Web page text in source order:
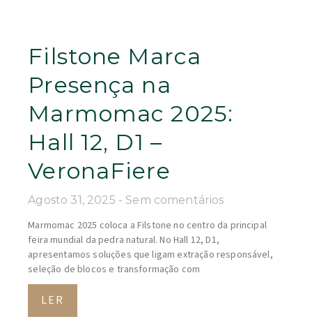
Filstone Marca
Presença na
Marmomac 2025:
Hall 12, D1 –
VeronaFiere
Agosto 31, 2025 Sem comentários
Marmomac 2025 coloca a Filstone no centro da principal
feira mundial da pedra natural. No Hall 12, D1,
apresentamos soluções que ligam extração responsável,
seleção de blocos e transformação com
LER